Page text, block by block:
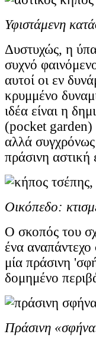
Υφιστάμενη
Δυστυχώς, η
συχνό
αυτοί οι εν
κρυμμένο
ιδέα είναι η
(pocket garden)
αλλά
πράσινη αστική
Οικόπεδο:
Ο σκοπός του
ένα
μία πράσινη
δομημένο
Πράσινη